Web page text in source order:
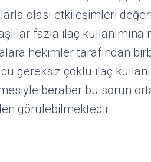
olası etkileşimleri
fazla ilaç kullanımına
hekimler tarafından
gereksiz çoklu ilaç
beraber bu sorun
görülebilmektedir.